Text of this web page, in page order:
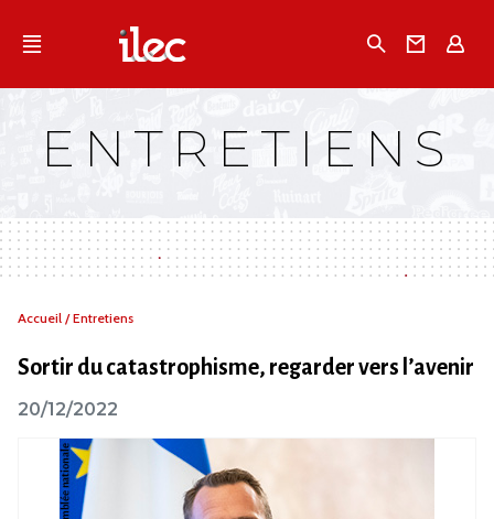
Qu'est-ce que l’Ilec
Campagnes multimarques
ENTRETIENS
Vous
Accueil /Entretiens
Sortir du catastrophisme, regarder vers l’avenir
20/12/2022